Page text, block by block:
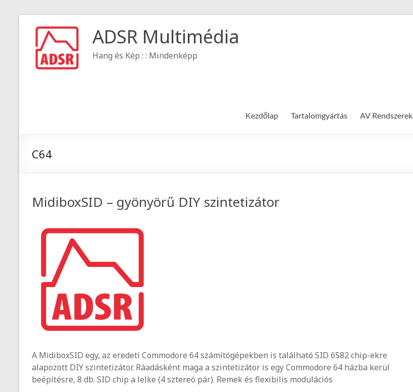
ADSR Multimédia
Hang és Kép : : Mindenképp
Kezdőlap Tartalomgyártás AV Rendszerek
C64
MidiboxSID – gyönyörű DIY szintetizátor
A MidiboxSID egy, az eredeti Commodore 64 számítógépekben is található SID 6582 chip-ekre
alapozott DIY szintetizátor. Ráadásként maga a szintetizátor is egy Commodore 64 házba kerül
beépítésre, 8 db. SID chip a lelke (4 sztereó pár). Remek és flexibilis modulációs